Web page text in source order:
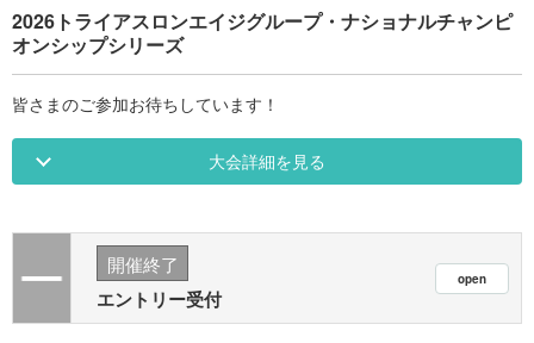
2026トライアスロンエイジグループ・ナショナルチャンピ
オンシップシリーズ
皆さまのご参加お待ちしています！
大会詳細を見る
開催終了
エントリー受付